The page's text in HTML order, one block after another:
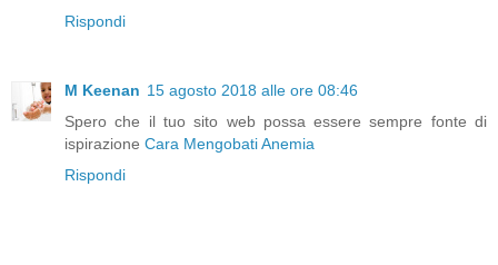
Rispondi
M Keenan 15 agosto 2018 alle ore 08:46
Spero che il tuo sito web possa essere sempre fonte di
ispirazione Cara Mengobati Anemia
Rispondi